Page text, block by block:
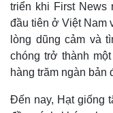
Kinh tế
triển khi First News
đầu tiên ở Việt Nam
lòng dũng cảm và
chóng trở thành
hàng trăm ngàn bản
Đến nay, Hạt giống